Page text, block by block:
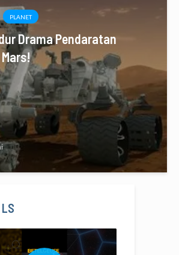
PLANET
Drama Pendaratan